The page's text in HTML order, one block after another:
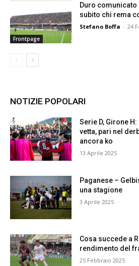
Frontpage
Duro comunicato
subito chi rema
Stefano Boffa - 24
NOTIZIE POPOLARI
Serie D, Girone
vetta, pari nel
ancora ko
13 Aprile 2025
Paganese –
una stagione
3 Aprile 2025
Cosa succede a
rendimento del
25 Febbraio 2025